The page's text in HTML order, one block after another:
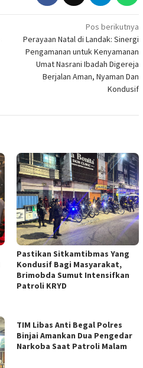
Pos berikutnya
Perayaan Natal di Landak: Sinergi
Pengamanan untuk Kenyamanan
Umat Nasrani Ibadah Digereja
Berjalan Aman, Nyaman Dan
Kondusif
Pastikan Sitkamtibmas Yang
Kondusif Bagi Masyarakat,
Brimobda Sumut Intensifkan
Patroli KRYD
TIM Libas Anti Begal Polres
Binjai Amankan Dua Pengedar
Narkoba Saat Patroli Malam